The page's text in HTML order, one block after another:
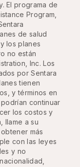
El programa de
Program,
de salud
los planes
no están
Inc. Los
por Sentara
tienen
y términos en
continuar
los costos y
llame a su
más
con las leyes
y no